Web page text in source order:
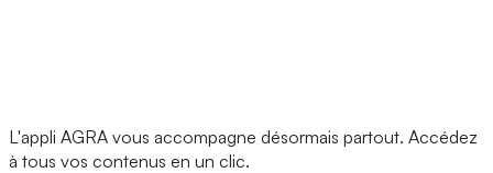
L'appli AGRA vous accompagne désormais partout. Accédez
à tous vos contenus en un clic.